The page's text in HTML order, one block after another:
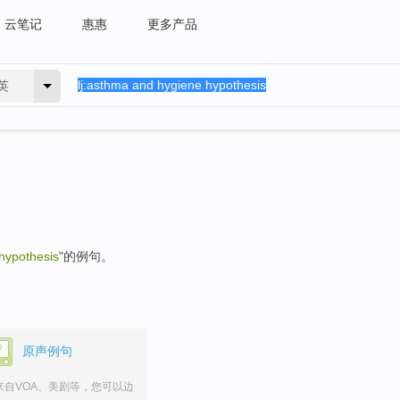
云笔记 惠惠 更多产品
"的例句。
原声例句
自VOA、美剧等，您可以边